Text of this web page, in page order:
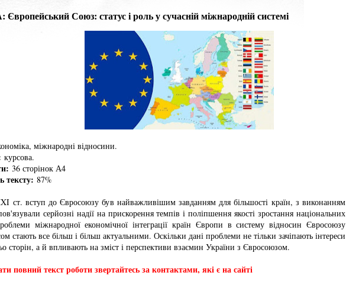
Союз: статус і роль у сучасній міжнародній системі
міжнародні відносини.
курсова.
36 сторінок А4
тексту: 87%
ст. вступ до Євросоюзу був найважливішим завданням для більшості країн, з виконанням
серйозні надії на прискорення темпів і поліпшення якості зростання національних
міжнародної економічної інтеграції країн Європи в систему відносин Євросоюзу
стають все більш і більш актуальними. Оскільки дані проблеми не тільки зачіпають інтереси
сторін, а й впливають на зміст і перспективи взаємин України з Євросоюзом.
повний текст роботи звертайтесь за контактами, які є на сайті